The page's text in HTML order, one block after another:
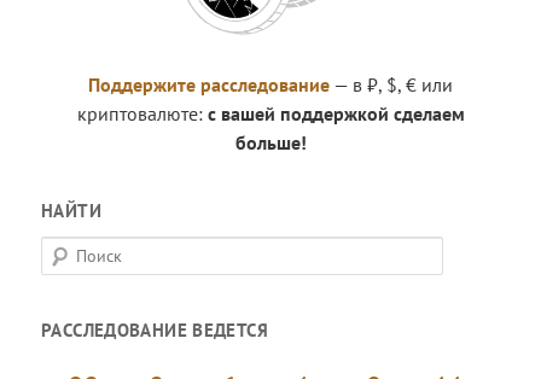
Поддержите расследование — в ₽, $, € или
криптовалюте: с вашей поддержкой сделаем
больше!
НАЙТИ
П
о
с
РАССЛЕДОВАНИЕ ВЕДЕТСЯ